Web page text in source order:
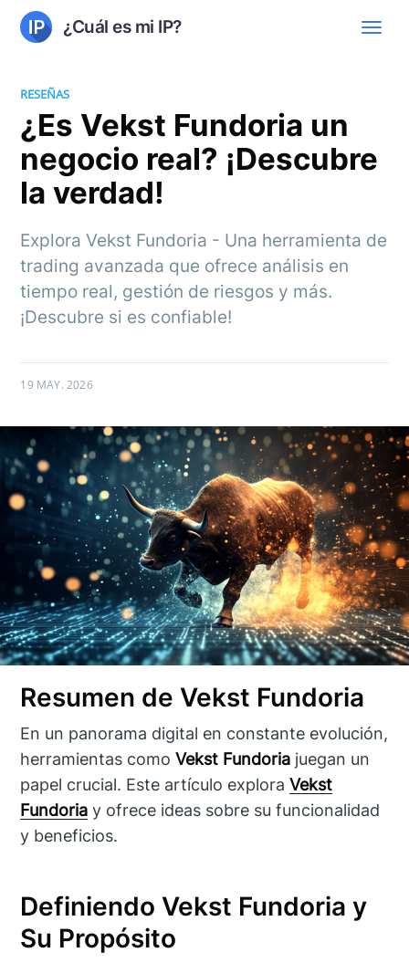
¿Cuál es mi IP?
RESEÑAS
¿Es Vekst Fundoria un
negocio real? ¡Descubre
la verdad!
Explora Vekst Fundoria - Una herramienta de
trading avanzada que ofrece análisis en
tiempo real, gestión de riesgos y más.
¡Descubre si es confiable!
19 MAY. 2026
Resumen de Vekst Fundoria
En un panorama digital en constante evolución,
herramientas comoVekst Fundoria juegan un
papel crucial. Este artículo exploraVekst
Fundoria y ofrece ideas sobre su funcionalidad
y beneficios.
Definiendo Vekst Fundoria y
Su Propósito